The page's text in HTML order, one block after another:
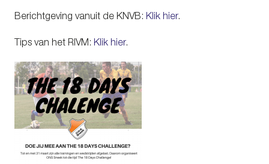
Berichtgeving vanuit de KNVB: Klik hier.
Tips van het RIVM: Klik hier.